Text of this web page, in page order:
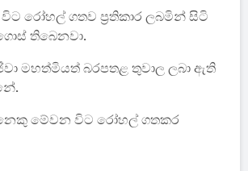
රෝහල් ගතව ප්‍රතිකාර ලබමින් සිටි
තිබෙනවා.
මහත්මියත් බරපතළ තුවාල ලබා ඇති
මේවන විට රෝහල් ගතකර